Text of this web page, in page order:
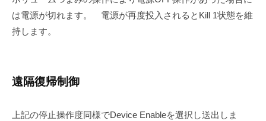
は電源が切れます。 電源が再度投入されるとKill 1状態を維
持します。
遠隔復帰制御
上記の停止操作度同様でDevice Enableを選択し送出しま